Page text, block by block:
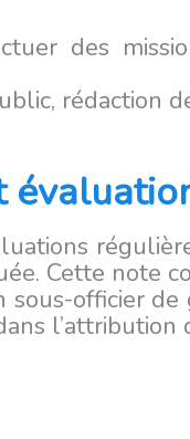
des
rédaction
Cette note
sous-officier
l’attribution